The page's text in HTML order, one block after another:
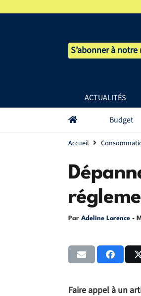
S’abonner à
ACTUALITÉS
Budget
Accueil
Par Adeline Lorence -
Faire appel à un